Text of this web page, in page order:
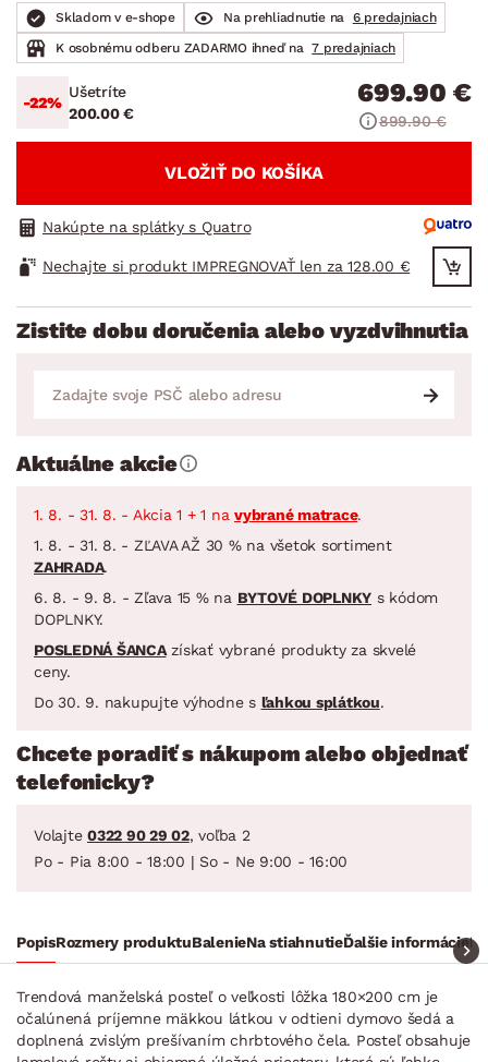
Skladom v e-shope Na prehliadnutie na
6 predajniach
K osobnému odberu ZADARMO ihneď na 7 predajniach
-22%
Ušetríte
200.00 €
699.90 €
899.90 €
VLOŽIŤ DO KOŠÍKA
Nakúpte na splátky s Quatro
Nechajte si produkt IMPREGNOVAŤ len za 128.00 €
Zistite dobu doručenia alebo vyzdvihnutia
Aktuálne akcie
1. 8. - 31. 8. - Akcia 1 + 1 na vybrané matrace.
1. 8. - 31. 8. - ZĽAVA AŽ 30 % na všetok sortiment
ZAHRADA.
6. 8. - 9. 8. - Zľava 15 % na BYTOVÉ DOPLNKY s kódom
DOPLNKY.
POSLEDNÁ ŠANCAzískať vybrané produkty za skvelé
ceny.
Do 30. 9. nakupujte výhodne s ľahkou splátkou.
Chcete poradiť s nákupom alebo objednať
telefonicky?
Volajte 0322 90 29 02, voľba 2
Po - Pia 8:00 - 18:00 | So - Ne 9:00 - 16:00
PopisRozmery produktuBalenieNa stiahnutieĎalšie informácie
Trendová manželská posteľ o veľkosti lôžka 180×200 cm je
očalúnená príjemne mäkkou látkou v odtieni dymovo šedá a
doplnená zvislým prešívaním chrbtového čela. Posteľ obsahuje